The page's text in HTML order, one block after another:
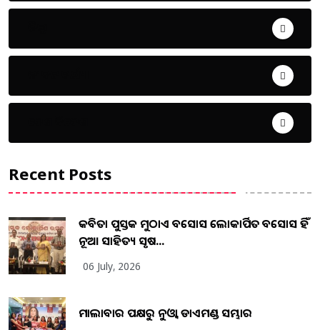
Recent Posts
କବିତା ପୁସ୍ତକ ମୁଠାଏ ଅବସୋସ ଲୋକାର୍ପିତ ଅବସୋସ ହିଁ
ନୂଆ ସାହିତ୍ୟ ସୃଷ...
06 July, 2026
ମାଲାବାର ପକ୍ଷରୁ ନୁଓ୍ବା ଡାଏମଣ୍ଡ ସମ୍ଭାର